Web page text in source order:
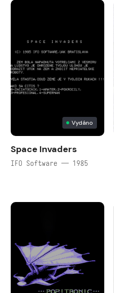
Vydáno
Space Invaders
IFO Software — 1985